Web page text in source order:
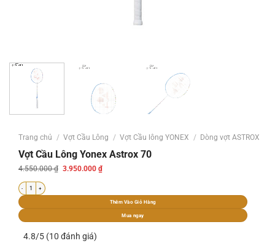
Trang chủ / Vợt Cầu Lông / Vợt Cầu lông YONEX / Dòng vợt ASTROX
Vợt Cầu Lông Yonex Astrox 70
4.550.000₫ Giá
3.950.000 ₫Giá
hiện
3.950.000 ₫.
Vợt Cầu Lông Yonex Astrox 70 số lượng
Thêm Vào Giỏ Hàng
Mua ngay
4.8/5 (10 đánh giá)